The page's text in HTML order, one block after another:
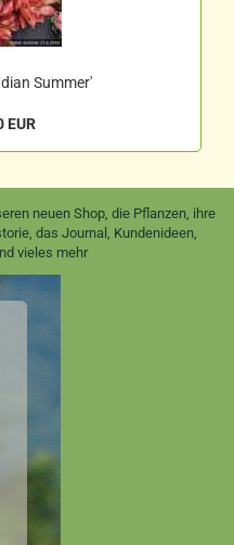
Summer'
EUR
neuen Shop, die Pflanzen, ihre
das Journal, Kundenideen,
vieles mehr